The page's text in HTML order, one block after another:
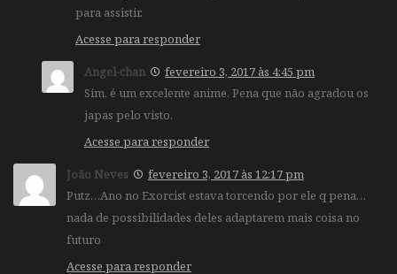
para assistir.
Acesse para responder
Angel-chan
fevereiro 3, 2017 às 4:45 pm
Sim, é um excelente anime. Pena que não agradou os
japas pelo visto.
Acesse para responder
João Neves
fevereiro 3, 2017 às 12:17 pm
Putz…Ano no Exorcist estava torcendo por ele q pena…
nada de possibilidades deles adaptarem mais coisa no
futuro
Acesse para responder